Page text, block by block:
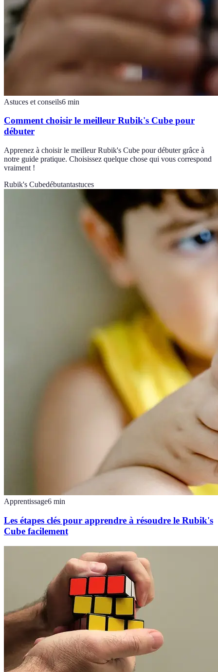
Astuces et conseils6 min
Comment choisir le meilleur Rubik's Cube pour
débuter
Apprenez à choisir le meilleur Rubik's Cube pour débuter grâce à
notre guide pratique. Choisissez quelque chose qui vous correspond
vraiment !
Rubik's Cubedébutantastuces
Apprentissage6 min
Les étapes clés pour apprendre à résoudre le Rubik's
Cube facilement